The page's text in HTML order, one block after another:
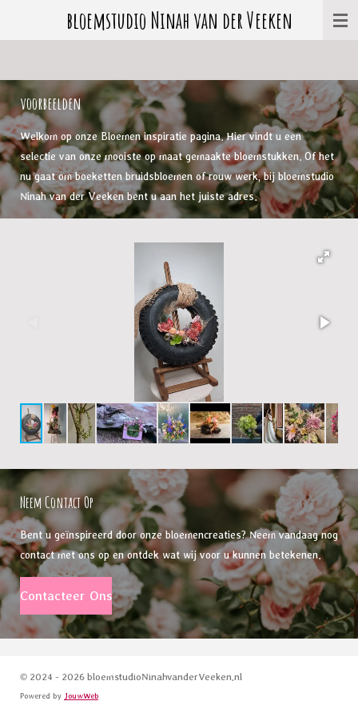
direct
de
hoofdinhoud
bloemstudio Ninah van der Veeken
voorbeelden
Welkom op onze Bloemen inspiratie pagina. Hier vindt u een
selectie van onze mooiste op maat gemaakte bloemstukken. Of het
nu gaat om boeketten bruidsbloemen of rouw werk, bij bloemstudio
Ninah van der Veeken bent u aan het juiste adres.
Neem Contact Op
Bent u geïnspireerd door onze bloemencreaties? Neem vandaag nog
contact met ons op en ontdek wat wij voor u kunnen betekenen.
Contacteer Ons
© 2024 - 2026 bloemstudioNinahvanderVeeken.nl
Powered by JouwWeb